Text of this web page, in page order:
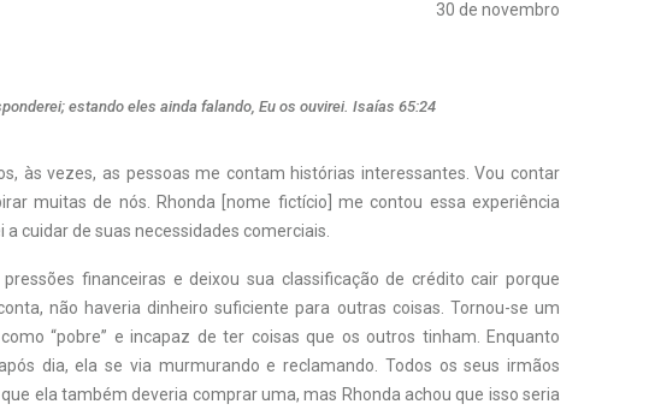
30 de novembro
estando eles ainda falando, Eu os ouvirei. Isaías 65:24
às vezes, as pessoas me contam histórias interessantes. Vou contar
muitas de nós. Rhonda [nome fictício] me contou essa experiência
cuidar de suas necessidades comerciais.
financeiras e deixou sua classificação de crédito cair porque
não haveria dinheiro suficiente para outras coisas. Tornou-se um
“pobre” e incapaz de ter coisas que os outros tinham. Enquanto
dia, ela se via murmurando e reclamando. Todos os seus irmãos
ela também deveria comprar uma, mas Rhonda achou que isso seria